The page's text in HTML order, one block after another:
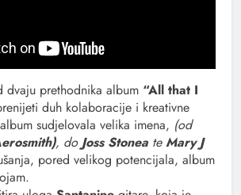
dvaju prethodnika album “All that I
duh kolaboracije i kreativne
sudjelovala velika imena, (od
, do Joss Stonea teMary J
pored velikog potencijala, album